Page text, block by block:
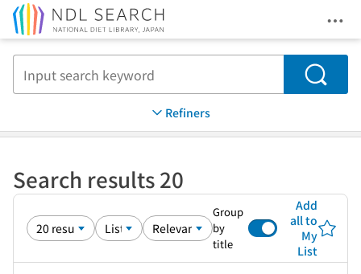
Search
Refiners
Search results 20
Group
by
title
Add
all to
My
List